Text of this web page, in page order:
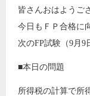
皆さんおはようご
今日もＦＰ合格に
次のFP試験（9月9
■本日の問題
所得税の計算で所